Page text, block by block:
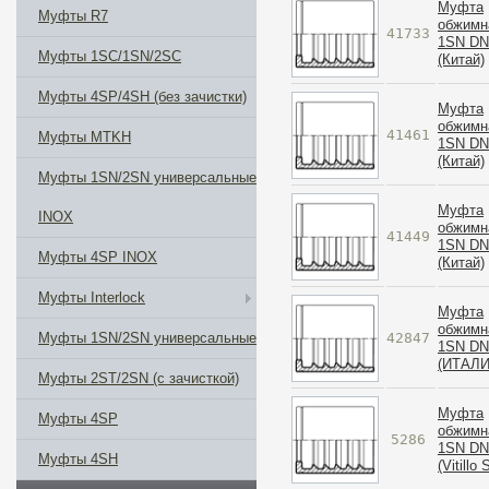
41733
Муфта
1SN
(Китай)
41461
Муфта
1SN
(Китай)
41449
Муфта
1SN
(Китай)
42847
Муфта
1SN
5286
Муфта
1SN
(Vitillo
Муфты R7
Муфты 1SС/1SN/2SC
Муфты 4SP/4SH (без зачистки)
Муфты MTKH
Муфты 1SN/2SN универсальные
INOX
Муфты 4SP INOX
Муфты Interlock
Муфты 1SN/2SN универсальные
Муфты 2ST/2SN (с зачисткой)
Муфты 4SP
Муфты 4SH